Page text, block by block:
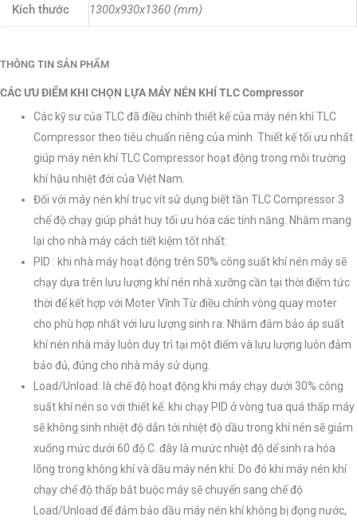
Kích thước 1300x930x1360 (mm)
THÔNG TIN SẢN PHẨM
CÁC ƯU ĐIỂM KHI CHỌN LỰA MÁY NÉN KHÍ TLC Compressor
Các kỹ sư của TLC đã điều chỉnh thiết kế của máy nén khí TLC
Compressor theo tiêu chuẩn riêng của mình. Thiết kế tối ưu nhất
giúp máy nén khí TLC Compressor hoạt động trong môi trường
khí hậu nhiệt đới của Việt Nam.
Đối với máy nén khí trục vít sử dụng biết tần TLC Compressor 3
chế độ chạy giúp phát huy tối ưu hóa các tính năng. Nhằm mang
lại cho nhà máy cách tiết kiệm tốt nhất:
PID : khi nhà máy hoạt động trên 50% công suất khí nén máy sẽ
chạy dựa trên lưu lượng khí nén nhà xưỡng cần tại thời điểm tức
thời để kết hợp với Moter Vĩnh Từ điều chỉnh vòng quay moter
cho phù hợp nhất với lưu lượng sinh ra. Nhằm đảm bảo áp suất
khí nén nhà máy luôn duy trì tại một điểm và lưu lượng luôn đảm
bảo đủ, đúng cho nhà máy sử dụng.
Load/Unload: là chế độ hoạt động khi máy chạy dưới 30% công
suất khí nén so với thiết kế. khi chạy PID ở vòng tua quá thấp máy
sẽ không sinh nhiệt độ dẫn tới nhiệt độ dầu trong khí nén sẽ giảm
xuống mức dưới 60 độ C. đây là mưức nhiệt độ dể sinh ra hóa
lõng trong không khí và dầu máy nén khí. Do đó khi máy nén khí
chạy chế độ thấp bắt buộc máy sẽ chuyển sang chế độ
Load/Unload để đảm bảo dầu máy nén khí không bị đọng nước,